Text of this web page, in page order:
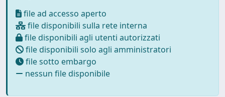
file ad accesso aperto
file disponibili sulla rete interna
file disponibili agli utenti autorizzati
file disponibili solo agli amministratori
file sotto embargo
nessun file disponibile